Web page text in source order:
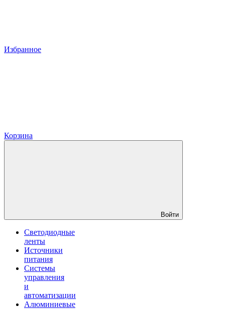
Избранное
Корзина
Войти
Светодиодные
ленты
Источники
питания
Системы
управления
и
автоматизации
Алюминиевые